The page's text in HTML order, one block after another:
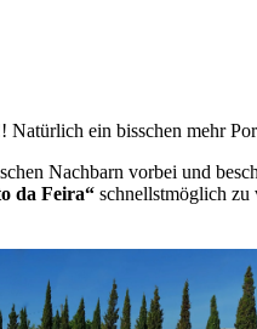
ein bisschen mehr
Nachbarn vorbei und
da Feira“ schnellstmöglich zu